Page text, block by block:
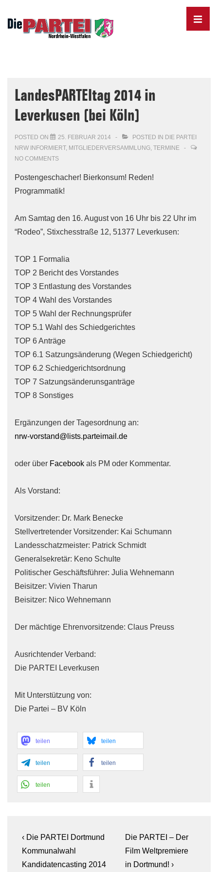
Skip
MENU
LandesPARTEItag 2014 in
Leverkusen (bei Köln)
POSTED ON 25. FEBRUAR 2014 POSTED IN DIE PARTEI
NRW INFORMIERT, MITGLIEDERVERSAMMLUNG, TERMINE
NO COMMENTS
Postengeschacher! Bierkonsum! Reden!
Programmatik!
Am Samtag den 16. August von 16 Uhr bis 22 Uhr im
“Rodeo”, Stixchesstraße 12, 51377 Leverkusen:
TOP 1 Formalia
TOP 2 Bericht des Vorstandes
TOP 3 Entlastung des Vorstandes
TOP 4 Wahl des Vorstandes
TOP 5 Wahl der Rechnungsprüfer
TOP 5.1 Wahl des Schiedgerichtes
TOP 6 Anträge
TOP 6.1 Satzungsänderung (Wegen Schiedgericht)
TOP 6.2 Schiedgerichtsordnung
TOP 7 Satzungsänderunsganträge
TOP 8 Sonstiges
Ergänzungen der Tagesordnung an:
nrw-vorstand@lists.parteimail.de
oder über Facebook als PM oder Kommentar.
Als Vorstand:
Vorsitzender: Dr. Mark Benecke
Stellvertretender Vorsitzender: Kai Schumann
Landesschatzmeister: Patrick Schmidt
Generalsekretär: Keno Schulte
Politischer Geschäftsführer: Julia Wehnemann
Beisitzer: Vivien Tharun
Beisitzer: Nico Wehnemann
Der mächtige Ehrenvorsitzende: Claus Preuss
Ausrichtender Verband:
Die PARTEI Leverkusen
Mit Unterstützung von:
Die Partei – BV Köln
teilen teilen
teilen teilen
teilen
Beitragsnavigation
Previous
Post
is
‹ Die PARTEI Dortmund
Kommunalwahl
Kandidatencasting 2014
Next
Post
is
Die PARTEI – Der
Film Weltpremiere
in Dortmund! ›